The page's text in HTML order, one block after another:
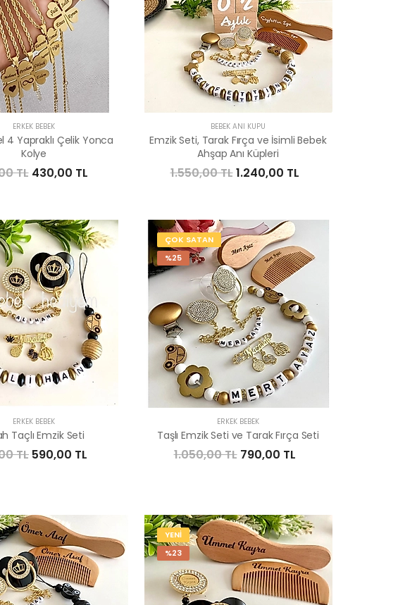
ERKEK BEBEK
4 Yapraklı Çelik Yonca
Kolye
TL 430,00 TL
BEBEK ANI KÜPÜ
Emzik Seti, Tarak Fırça ve İsimli Bebek
Ahşap Anı Küpleri
1.550,00 TL1.240,00 TL
ERKEK BEBEK
Taçlı Emzik Seti
TL 590,00 TL
ÇOK SATAN
%25
ERKEK BEBEK
Taşlı Emzik Seti ve Tarak Fırça Seti
1.050,00 TL 790,00 TL
YENİ
%23